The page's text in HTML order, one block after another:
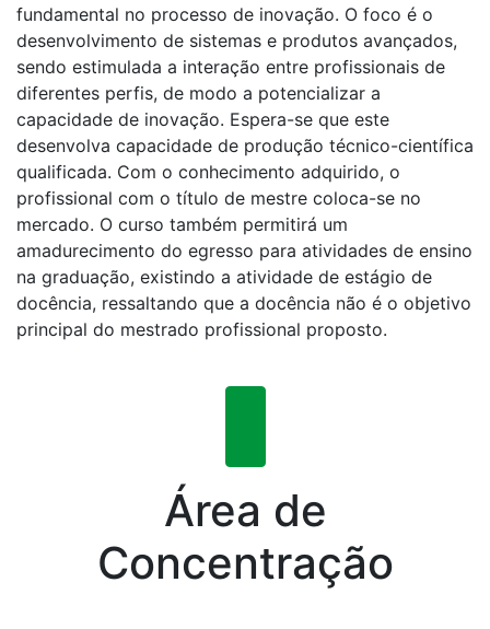
fundamental no processo de inovação. O foco é o
desenvolvimento de sistemas e produtos avançados,
sendo estimulada a interação entre profissionais de
diferentes perfis, de modo a potencializar a
capacidade de inovação. Espera-se que este
desenvolva capacidade de produção técnico-científica
qualificada. Com o conhecimento adquirido, o
profissional com o título de mestre coloca-se no
mercado. O curso também permitirá um
amadurecimento do egresso para atividades de ensino
na graduação, existindo a atividade de estágio de
docência, ressaltando que a docência não é o objetivo
principal do mestrado profissional proposto.
Área de
Concentração